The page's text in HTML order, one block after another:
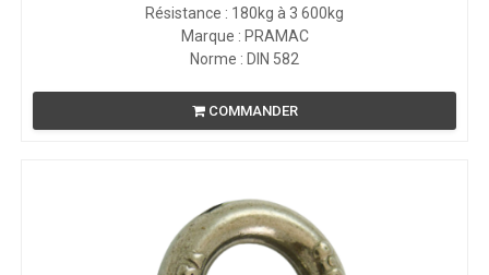
Résistance : 180kg à 3 600kg
Marque : PRAMAC
Norme : DIN 582
COMMANDER